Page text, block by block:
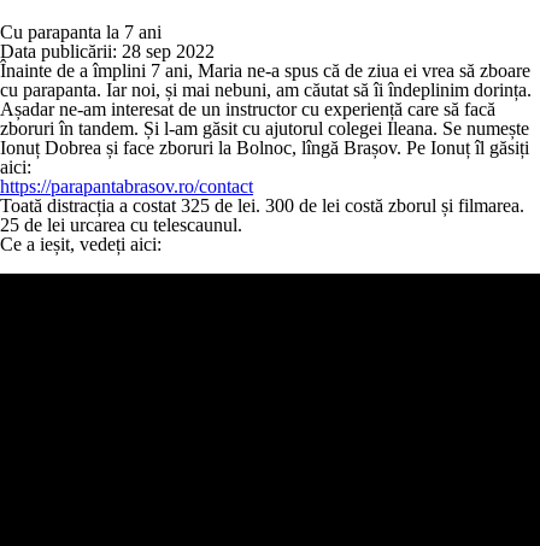
Cu parapanta la 7 ani
Data publicării: 28 sep 2022
Înainte de a împlini 7 ani, Maria ne-a spus că de ziua ei vrea să zboare
cu parapanta. Iar noi, și mai nebuni, am căutat să îi îndeplinim dorința.
Așadar ne-am interesat de un instructor cu experiență care să facă
zboruri în tandem. Și l-am găsit cu ajutorul colegei Ileana. Se numește
Ionuț Dobrea și face zboruri la Bolnoc, lîngă Brașov. Pe Ionuț îl găsiți
aici:
https://parapantabrasov.ro/contact
Toată distracția a costat 325 de lei. 300 de lei costă zborul și filmarea.
25 de lei urcarea cu telescaunul.
Ce a ieșit, vedeți aici: